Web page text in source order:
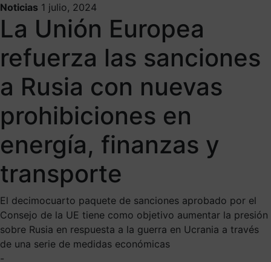
Noticias 1 julio, 2024
La Unión Europea
refuerza las sanciones
a Rusia con nuevas
prohibiciones en
energía, finanzas y
transporte
El decimocuarto paquete de sanciones aprobado por el
Consejo de la UE tiene como objetivo aumentar la presión
sobre Rusia en respuesta a la guerra en Ucrania a través
de una serie de medidas económicas
-